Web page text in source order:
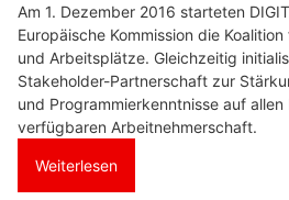
Am 1. Dezember 2016 starteten
Europäische Kommission die
und Arbeitsplätze. Gleichzeitig
Stakeholder-Partnerschaft zur
und Programmierkenntnisse auf allen
verfügbaren Arbeitnehmerschaft.
Weiterlesen